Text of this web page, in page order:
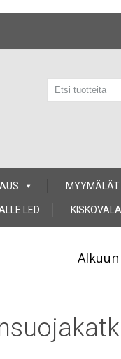
MYYMÄLÄT
LED
Alkuun